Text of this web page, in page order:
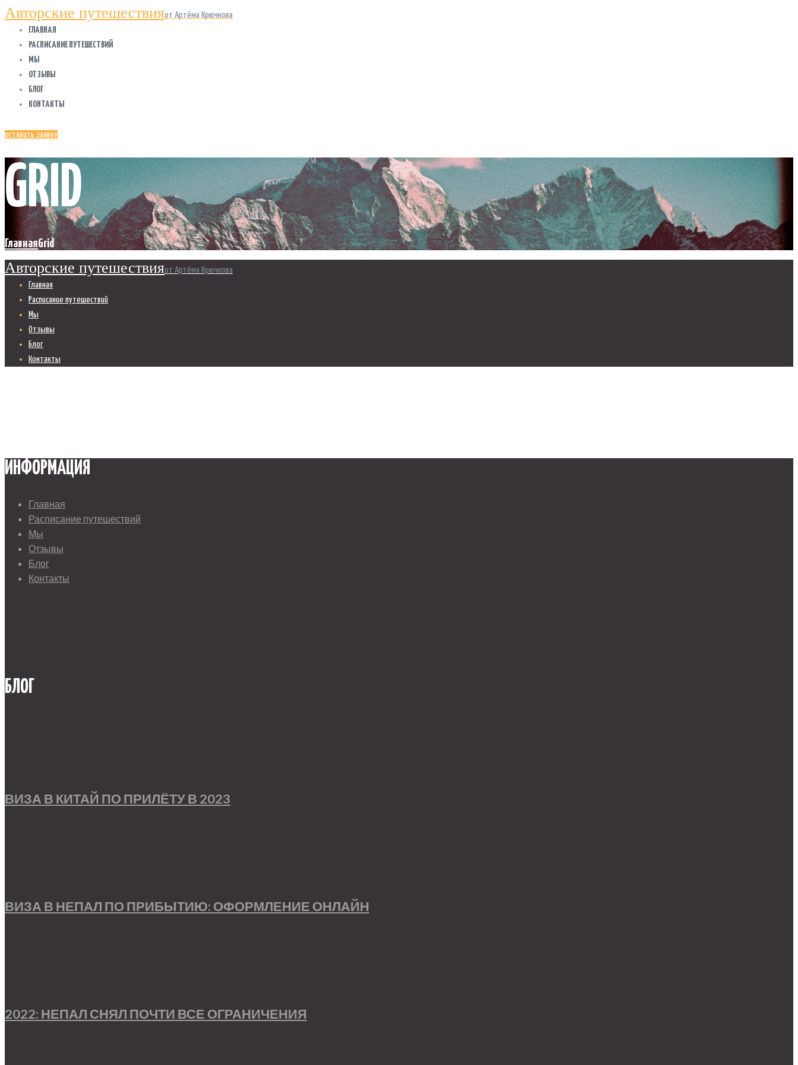
Авторские путешествияот Артёма Крючкова
ГЛАВНАЯ
РАСПИСАНИЕ ПУТЕШЕСТВИЙ
МЫ
ОТЗЫВЫ
БЛОГ
КОНТАКТЫ
оставить заявку
GRID
ГлавнаяGrid
Авторские путешествияот Артёма Крючкова
Главная
Расписание путешествий
Мы
Отзывы
Блог
Контакты
ИНФОРМАЦИЯ
Главная
Расписание путешествий
Мы
Отзывы
Блог
Контакты
БЛОГ
ВИЗА В КИТАЙ ПО ПРИЛЁТУ В 2023
ВИЗА В НЕПАЛ ПО ПРИБЫТИЮ: ОФОРМЛЕНИЕ ОНЛАЙН
2022: НЕПАЛ СНЯЛ ПОЧТИ ВСЕ ОГРАНИЧЕНИЯ